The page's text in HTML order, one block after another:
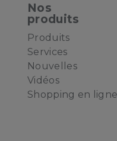
Nos
produits
Produits
Services
Nouvelles
Vidéos
Shopping en ligne